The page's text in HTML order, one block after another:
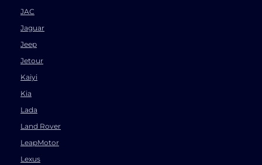
JAC
Jaguar
Jeep
Jetour
Kaiyi
Kia
Lada
Land Rover
LeapMotor
Lexus